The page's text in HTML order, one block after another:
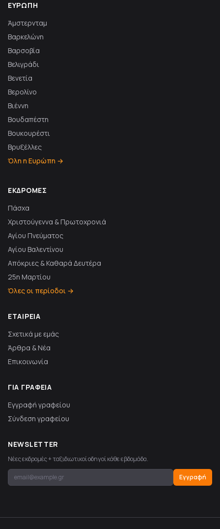
ΕΥΡΏΠΗ
Άμστερνταμ
Βαρκελώνη
Βαρσοβία
Βελιγράδι
Βενετία
Βερολίνο
Βιέννη
Βουδαπέστη
Βουκουρέστι
Βρυξέλλες
Όλη η Ευρώπη →
ΕΚΔΡΟΜΈΣ
Πάσχα
Χριστούγεννα & Πρωτοχρονιά
Αγίου Πνεύματος
Αγίου Βαλεντίνου
Απόκριες & Καθαρά Δευτέρα
25η Μαρτίου
Όλες οι περίοδοι →
ΕΤΑΙΡΕΊΑ
Σχετικά με εμάς
Άρθρα & Νέα
Επικοινωνία
ΓΙΑ ΓΡΑΦΕΊΑ
Εγγραφή γραφείου
Σύνδεση γραφείου
NEWSLETTER
Νέες εκδρομές + ταξιδιωτικοί οδηγοί κάθε εβδομάδα.
Εγγραφή